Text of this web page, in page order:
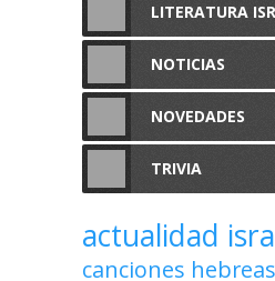
LITERATURA
NOTICIAS
NOVEDADES
TRIVIA
actualidad
canciones hebreas